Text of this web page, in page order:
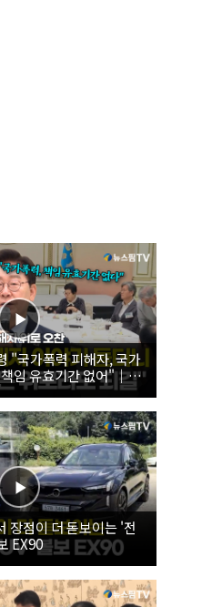
"국가폭력 피해자, 국가
임 유효기간 없어"｜
해자 위로 오찬
장점이 더 돋보이는 '전
EX90